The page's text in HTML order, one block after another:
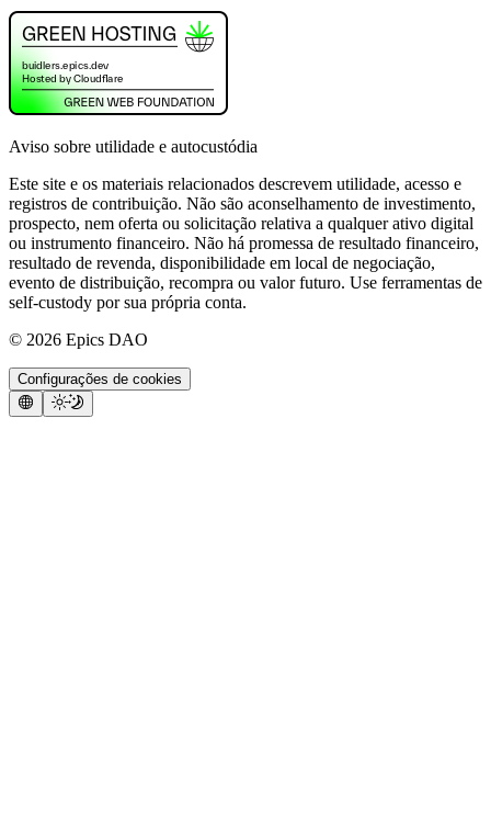
Aviso sobre utilidade e autocustódia
Este site e os materiais relacionados descrevem utilidade, acesso e
registros de contribuição. Não são aconselhamento de investimento,
prospecto, nem oferta ou solicitação relativa a qualquer ativo digital
ou instrumento financeiro. Não há promessa de resultado financeiro,
resultado de revenda, disponibilidade em local de negociação,
evento de distribuição, recompra ou valor futuro. Use ferramentas de
self-custody por sua própria conta.
© 2026 Epics DAO
Configurações de cookies